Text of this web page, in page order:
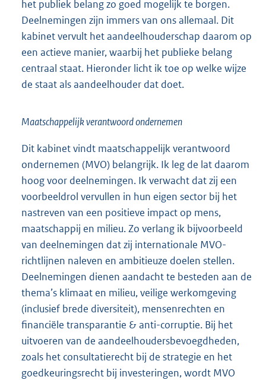
het publiek belang zo goed mogelijk te borgen.
Deelnemingen zijn immers van ons allemaal. Dit
kabinet vervult het aandeelhouderschap daarom op
een actieve manier, waarbij het publieke belang
centraal staat. Hieronder licht ik toe op welke wijze
de staat als aandeelhouder dat doet.
Maatschappelijk verantwoord ondernemen
Dit kabinet vindt maatschappelijk verantwoord
ondernemen (MVO) belangrijk. Ik leg de lat daarom
hoog voor deelnemingen. Ik verwacht dat zij een
voorbeeldrol vervullen in hun eigen sector bij het
nastreven van een positieve impact op mens,
maatschappij en milieu. Zo verlang ik bijvoorbeeld
van deelnemingen dat zij internationale MVO-
richtlijnen naleven en ambitieuze doelen stellen.
Deelnemingen dienen aandacht te besteden aan de
thema’s klimaat en milieu, veilige werkomgeving
(inclusief brede diversiteit), mensenrechten en
financiële transparantie & anti-corruptie. Bij het
uitvoeren van de aandeelhoudersbevoegdheden,
zoals het consultatierecht bij de strategie en het
goedkeuringsrecht bij investeringen, wordt MVO